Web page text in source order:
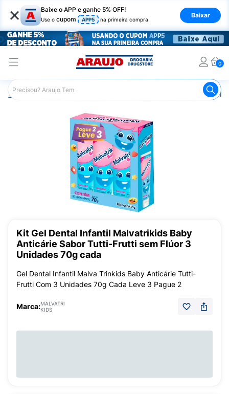
× Baixe o APP e ganhe 5% OFF!
Use o cupom APP5 na primeira compra
Baixar
0
Araujo Infantil Creme Dental
Kit Gel Dental Infantil Malvatrikids Baby
Anticárie Sabor Tutti-Frutti sem Flúor 3
Unidades 70g cada
Gel Dental Infantil Malva Trinkids Baby Anticárie Tutti-
Frutti Com 3 Unidades 70g Cada Leve 3 Pague 2
Marca:MALVATRI
KIDS